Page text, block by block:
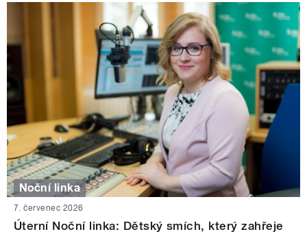
Noční linka
7. červenec 2026
Úterní Noční linka: Dětský smích, který zahřeje